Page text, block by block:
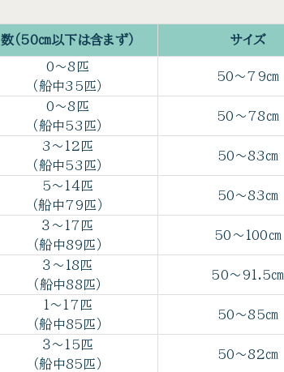
数（50㎝以下は含まず） サイズ
0～8匹
（船中35匹）
50～79㎝
0～8匹
（船中53匹）
50～78㎝
3～12匹
（船中53匹）
50～83㎝
5～14匹
（船中79匹）
50～83㎝
３～17匹
（船中89匹）
50～100㎝
３～18匹
（船中88匹）
50～91.5㎝
1～17匹
（船中85匹）
50～85㎝
３～15匹
（船中85匹）
50～82㎝